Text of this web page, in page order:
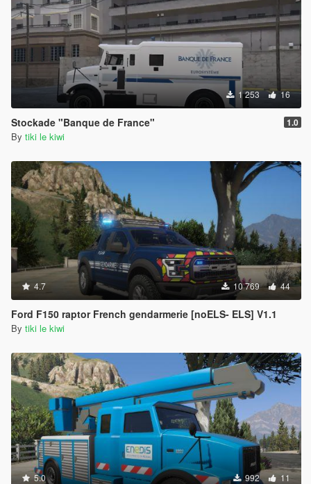
1 253 16
Stockade "Banque de France" 1.0
By tiki le kiwi
4.7 10 769 44
Ford F150 raptor French gendarmerie [noELS- ELS] V1.1
By tiki le kiwi
5.0 992 11